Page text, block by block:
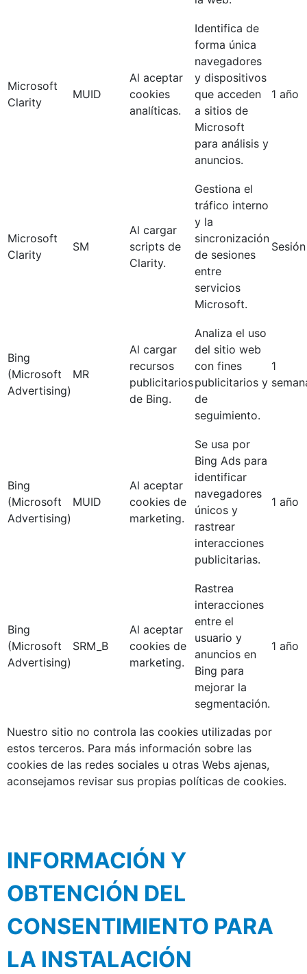
Microsoft
Clarity
MUID
Al aceptar
cookies
analíticas.
Identifica de
forma única
navegadores
y dispositivos
que acceden
a sitios de
Microsoft
para análisis y
anuncios.
1 año
Microsoft
Clarity
SM
Al cargar
scripts de
Clarity.
Gestiona el
tráfico interno
y la
sincronización
de sesiones
entre
servicios
Microsoft.
Sesión
Bing
(Microsoft
Advertising)
MR
Al cargar
recursos
publicitarios
de Bing.
Analiza el uso
del sitio web
con fines
publicitarios y
de
seguimiento.
1
Bing
(Microsoft
Advertising)
MUID
Al aceptar
cookies de
marketing.
Se usa por
Bing Ads para
identificar
navegadores
únicos y
rastrear
interacciones
publicitarias.
1 año
Bing
(Microsoft
Advertising)
SRM_B
Al aceptar
cookies de
marketing.
Rastrea
interacciones
entre el
usuario y
anuncios en
Bing para
mejorar la
segmentación.
1 año
Nuestro sitio no controla las cookies utilizadas por
estos terceros. Para más información sobre las
cookies de las redes sociales u otras Webs ajenas,
aconsejamos revisar sus propias políticas de cookies.
INFORMACIÓN Y
OBTENCIÓN DEL
CONSENTIMIENTO PARA
LA INSTALACIÓN